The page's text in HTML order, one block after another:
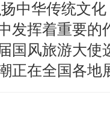
中华传统文
发挥着重要的
国风旅游大使
正在全国各地